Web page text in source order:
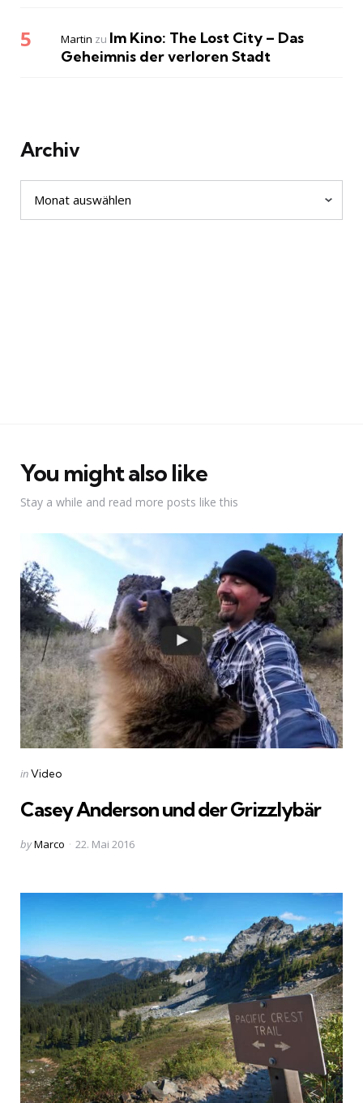
Martin zu Im Kino: The Lost City – Das
Geheimnis der verloren Stadt
Archiv
Archiv
You might also like
Stay a while and read more posts like this
Categories
Posted
inVideo
Casey Anderson und der Grizzlybär
Posted
byMarco 22. Mai 2016